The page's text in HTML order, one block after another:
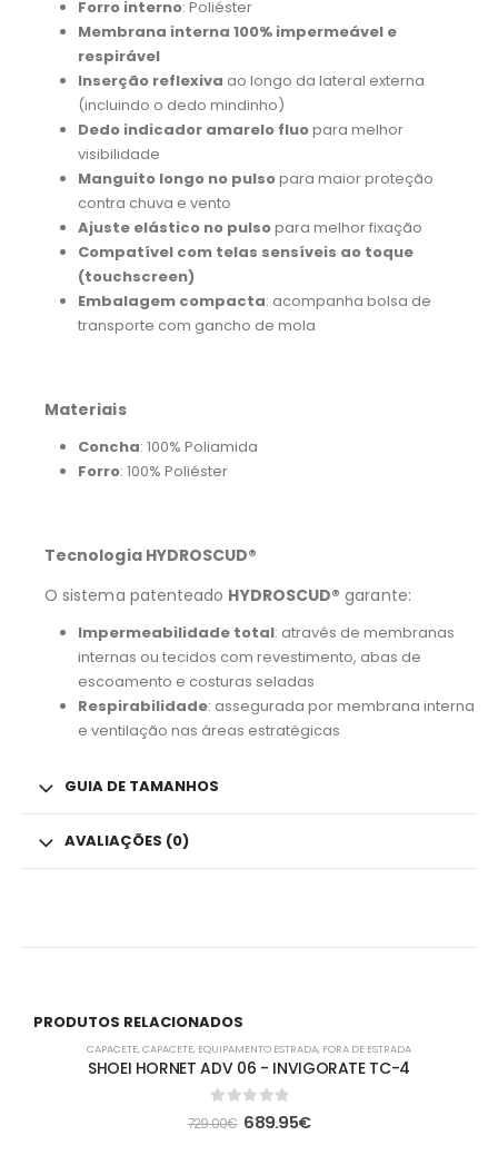
Forro interno: Poliéster
Membrana interna 100% impermeável e
respirável
Inserção reflexiva ao longo da lateral externa
(incluindo o dedo mindinho)
Dedo indicador amarelo fluopara melhor
visibilidade
Manguito longo no pulsopara maior proteção
contra chuva e vento
Ajuste elástico no pulsopara melhor fixação
Compatível com telas sensíveis ao toque
(touchscreen)
Embalagem compacta: acompanha bolsa de
transporte com gancho de mola
Materiais
Concha: 100% Poliamida
Forro: 100% Poliéster
Tecnologia HYDROSCUD®
O sistema patenteado HYDROSCUD® garante:
Impermeabilidade total: através de membranas
internas ou tecidos com revestimento, abas de
escoamento e costuras seladas
Respirabilidade: assegurada por membrana interna
e ventilação nas áreas estratégicas
GUIA DE TAMANHOS
AVALIAÇÕES (0)
PRODUTOS RELACIONADOS
CAPACETE,CAPACETE, EQUIPAMENTO ESTRADA, FORA DE ESTRADA
SHOEI HORNET ADV 06 - INVIGORATE TC-4
out of 5
729.00€ 689.95€